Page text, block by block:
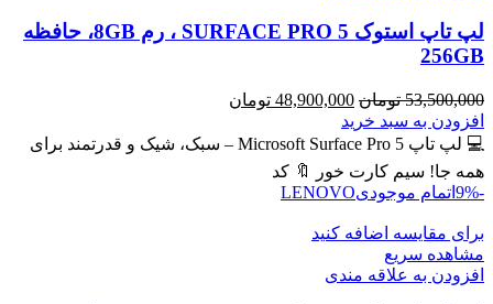
لپ تاپ استوک SURFACE PRO 5 ، رم 8GB، حافظه
256GB
53,500,000 تومان قیمت
اصلی
53,500,000 تومان
48,900,000 تومان
48,900,000 تومان
افزودن به سبد خرید
💻 لپ تاپ Microsoft Surface Pro 5 – سبک، شیک و قدرتمند برای
همه جا! سیم کارت خور 🔖 کد
-9%
اتمام موجودیLENOVO
برای مقایسه اضافه کنید
مشاهده سریع
افزودن به علاقه مندی